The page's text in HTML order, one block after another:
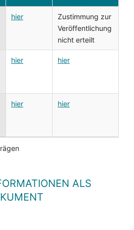
hier
Zustimmung zur
Veröffentlichung
nicht erteilt
hier hier
hier hier
ALS